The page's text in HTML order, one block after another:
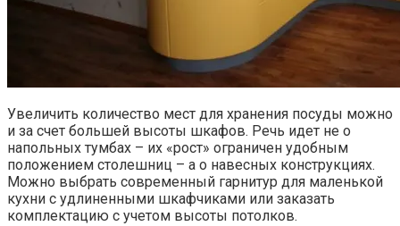
Увеличить количество мест для хранения посуды можно
и за счет большей высоты шкафов. Речь идет не о
напольных тумбах – их «рост» ограничен удобным
положением столешниц – а о навесных конструкциях.
Можно выбрать современный гарнитур для маленькой
кухни с удлиненными шкафчиками или заказать
комплектацию с учетом высоты потолков.